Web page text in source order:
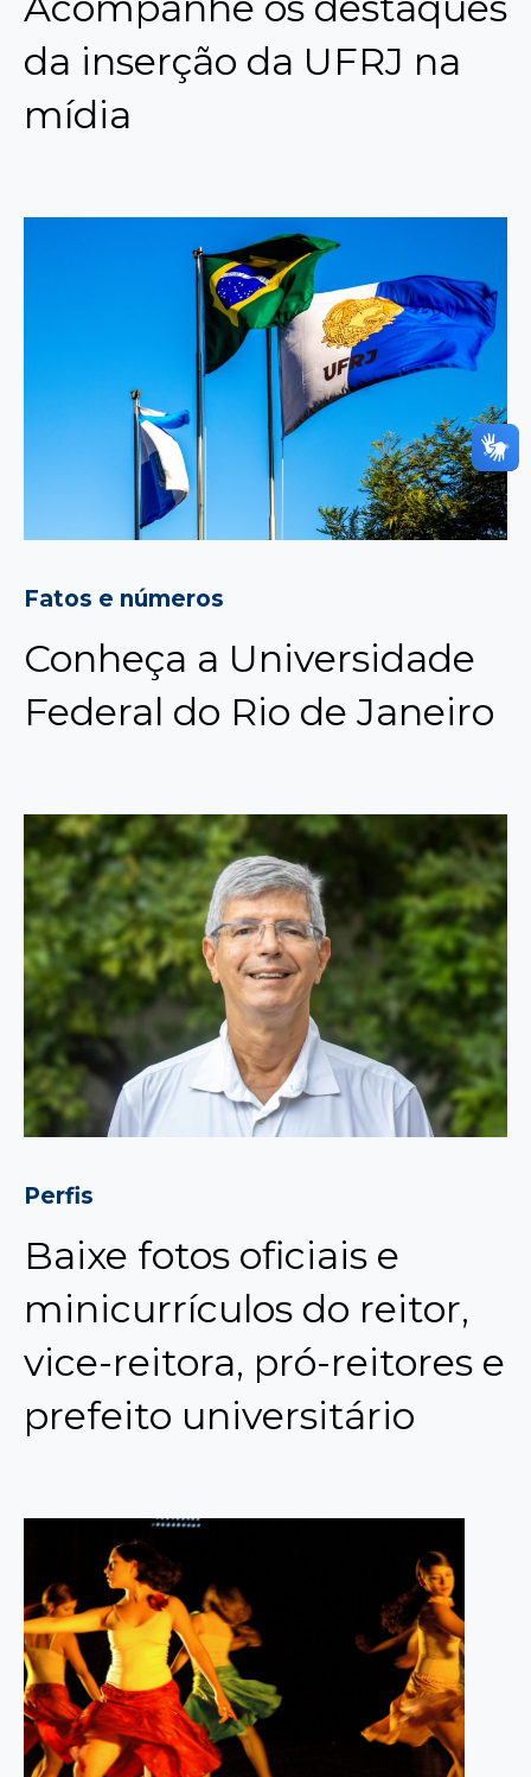
da inserção da UFRJ na
mídia
Fatos e números
Conheça a Universidade
Federal do Rio de Janeiro
Perfis
Baixe fotos oficiais e
minicurrículos do reitor,
vice-reitora, pró-reitores e
prefeito universitário